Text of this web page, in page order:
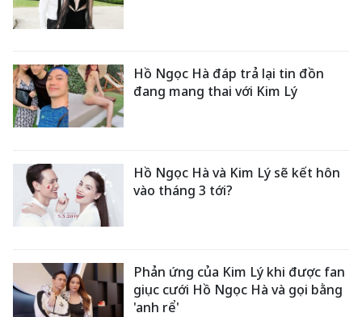
Hồ Ngọc Hà đáp trả lại tin đồn
đang mang thai với Kim Lý
Hồ Ngọc Hà và Kim Lý sẽ kết hôn
vào tháng 3 tới?
Phản ứng của Kim Lý khi được fan
giục cưới Hồ Ngọc Hà và gọi bằng
'anh rể'